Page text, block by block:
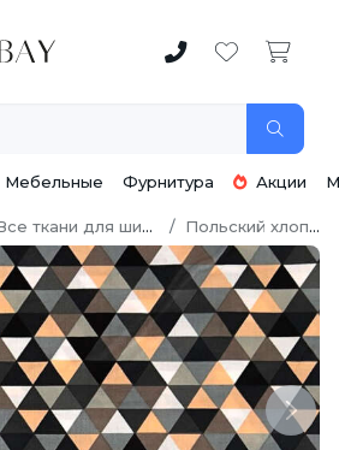
Мебельные Фурнитура Акции
ткани для шитья Польский хлопок
Next